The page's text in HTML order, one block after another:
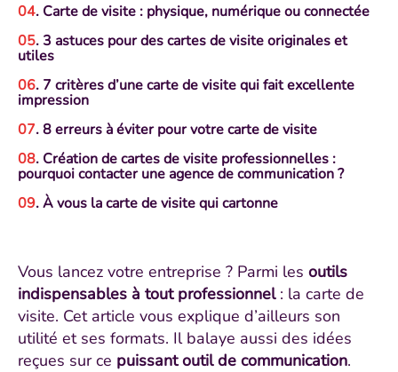
. Carte de visite : physique, numérique ou connectée
. 3 astuces pour des cartes de visite originales et
utiles
. 7 critères d’une carte de visite qui fait excellente
impression
. 8 erreurs à éviter pour votre carte de visite
. Création de cartes de visite professionnelles :
pourquoi contacter une agence de communication ?
. À vous la carte de visite qui cartonne
Vous lancez votre entreprise ? Parmi les outils
indispensables à tout professionnel: la carte de
visite. Cet article vous explique d’ailleurs son
utilité et ses formats. Il balaye aussi des idées
reçues sur ce puissant outil de communication.